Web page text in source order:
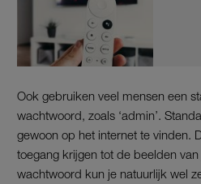
Ook gebruiken veel mensen een
wachtwoord, zoals ‘admin’.
gewoon op het internet te vinden.
toegang krijgen tot de beelden van
wachtwoord kun je natuurlijk wel